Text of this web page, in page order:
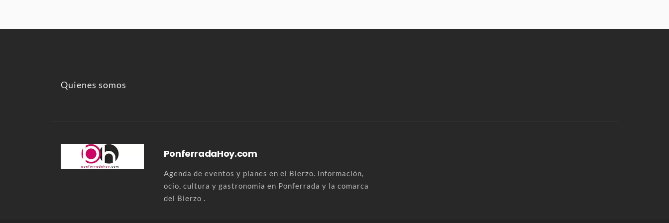
Quienes somos
PonferradaHoy.com
Agenda de eventos y planes en el Bierzo. información,
ocio, cultura y gastronomía en Ponferrada y la comarca
del Bierzo .